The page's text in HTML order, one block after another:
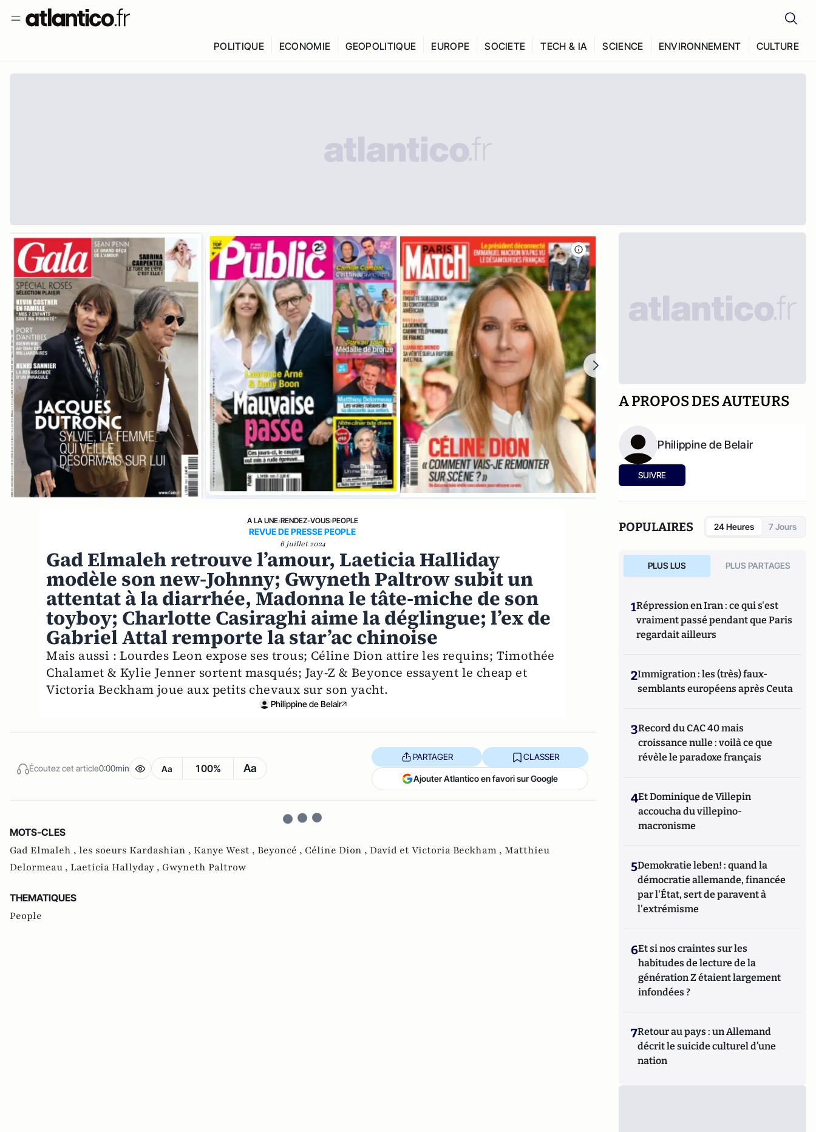
POLITIQUE ECONOMIE GEOPOLITIQUE EUROPE SOCIETE TECH & IA SCIENCE ENVIRONNEMENT CULTURE
A LA UNE›RENDEZ-VOUS›PEOPLE
REVUE DE PRESSE PEOPLE
6 juillet 2024
Gad Elmaleh retrouve l’amour, Laeticia Halliday
modèle son new-Johnny; Gwyneth Paltrow subit un
attentat à la diarrhée, Madonna le tâte-miche de son
toyboy; Charlotte Casiraghi aime la déglingue; l’ex de
Gabriel Attal remporte la star’ac chinoise
Mais aussi : Lourdes Leon expose ses trous; Céline Dion attire les requins; Timothée
Chalamet & Kylie Jenner sortent masqués; Jay-Z & Beyonce essayent le cheap et
Victoria Beckham joue aux petits chevaux sur son yacht.
Philippine de Belair
Écoutez cet article0:00min Aa 100% Aa
PARTAGER CLASSER
Ajouter Atlantico en favori sur Google
MOTS-CLES
Gad Elmaleh , les soeurs Kardashian , Kanye West , Beyoncé , Céline Dion , David et Victoria Beckham , Matthieu
Delormeau , Laeticia Hallyday , Gwyneth Paltrow
THEMATIQUES
People
A PROPOS DES AUTEURS
Philippine de Belair
SUIVRE
POPULAIRES 24 Heures 7 Jours
PLUS LUS PLUS PARTAGES
1Répression en Iran : ce qui s'est
vraiment passé pendant que Paris
regardait ailleurs
2Immigration : les (très) faux-
semblants européens après Ceuta
3Record du CAC 40 mais
croissance nulle : voilà ce que
révèle le paradoxe français
4Et Dominique de Villepin
accoucha du villepino-
macronisme
5Demokratie leben! : quand la
démocratie allemande, financée
par l'État, sert de paravent à
l'extrémisme
6Et si nos craintes sur les
habitudes de lecture de la
génération Z étaient largement
infondées ?
7Retour au pays : un Allemand
décrit le suicide culturel d’une
nation